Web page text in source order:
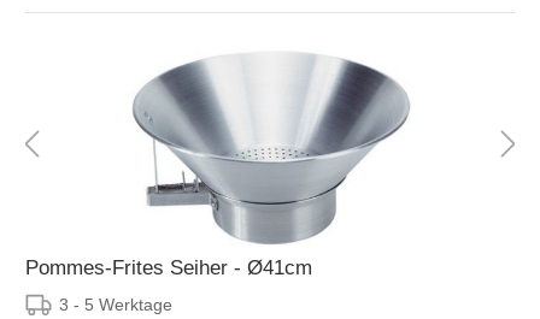
Pommes-Frites Seiher - Ø41cm
3 - 5 Werktage